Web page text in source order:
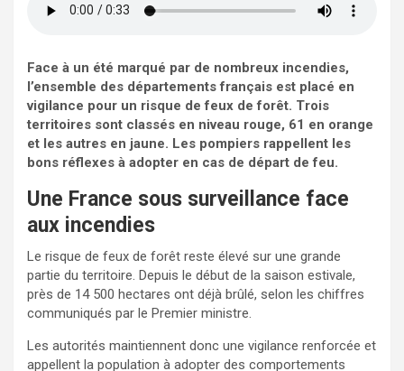
Face à un été marqué par de nombreux incendies,
l’ensemble des départements français est placé en
vigilance pour un risque de feux de forêt. Trois
territoires sont classés en niveau rouge, 61 en orange
et les autres en jaune. Les pompiers rappellent les
bons réflexes à adopter en cas de départ de feu.
Une France sous surveillance face
aux incendies
Le risque de feux de forêt reste élevé sur une grande
partie du territoire. Depuis le début de la saison estivale,
près de 14 500 hectares ont déjà brûlé, selon les chiffres
communiqués par le Premier ministre.
Les autorités maintiennent donc une vigilance renforcée et
appellent la population à adopter des comportements